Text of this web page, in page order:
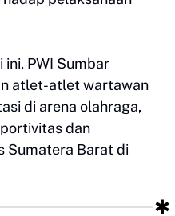
ini, PWI Sumbar
atlet-atlet wartawan
di arena olahraga,
dan
Sumatera Barat di